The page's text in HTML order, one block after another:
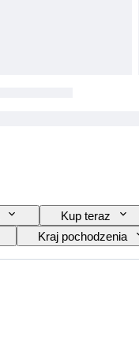
Kup teraz
Kraj pochodzenia
Wydanie